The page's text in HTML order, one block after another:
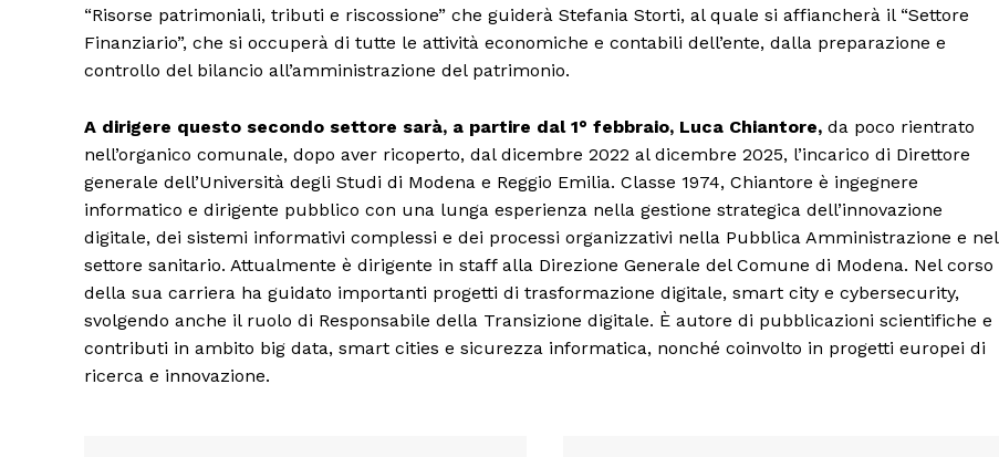
Condividi
Menu
AREEINTERNE
Canale TV 70/80/90
CONTENUTI
ECONOMIA
Esclusive
SPORT
“Risorse patrimoniali, tributi e riscossione” che guiderà Stefania Storti, al quale si affiancherà il “Settore
Finanziario”, che si occuperà di tutte le attività economiche e contabili dell’ente, dalla preparazione e
controllo del bilancio all’amministrazione del patrimonio.
A dirigere questo secondo settore sarà, a partire dal 1° febbraio, Luca Chiantore, da poco rientrato
nell’organico comunale, dopo aver ricoperto, dal dicembre 2022 al dicembre 2025, l’incarico di Direttore
generale dell’Università degli Studi di Modena e Reggio Emilia. Classe 1974, Chiantore è ingegnere
informatico e dirigente pubblico con una lunga esperienza nella gestione strategica dell’innovazione
digitale, dei sistemi informativi complessi e dei processi organizzativi nella Pubblica Amministrazione e nel
settore sanitario. Attualmente è dirigente in staff alla Direzione Generale del Comune di Modena. Nel corso
della sua carriera ha guidato importanti progetti di trasformazione digitale, smart city e cybersecurity,
svolgendo anche il ruolo di Responsabile della Transizione digitale. È autore di pubblicazioni scientifiche e
contributi in ambito big data, smart cities e sicurezza informatica, nonché coinvolto in progetti europei di
ricerca e innovazione.